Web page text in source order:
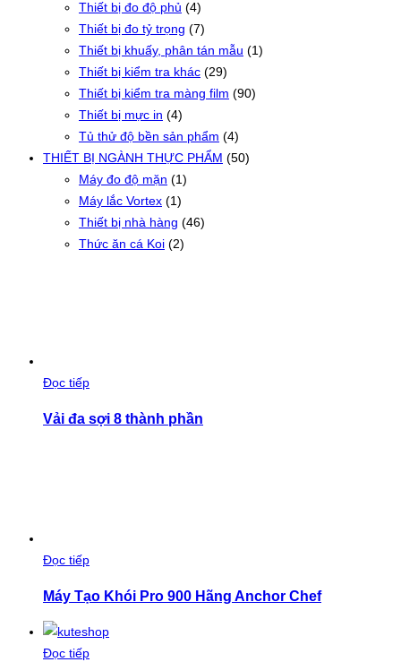
Thiết bị đo độ phủ (4)
Thiết bị đo tỷ trọng (7)
Thiết bị khuấy, phân tán mẫu (1)
Thiết bị kiểm tra khác (29)
Thiết bị kiểm tra màng film (90)
Thiết bị mực in (4)
Tủ thử độ bền sản phẩm (4)
THIẾT BỊ NGÀNH THỰC PHẨM (50)
Máy đo độ mặn (1)
Máy lắc Vortex (1)
Thiết bị nhà hàng (46)
Thức ăn cá Koi (2)
Đọc tiếp
Vải đa sợi 8 thành phần
Đọc tiếp
Máy Tạo Khói Pro 900 Hãng Anchor Chef
Đọc tiếp